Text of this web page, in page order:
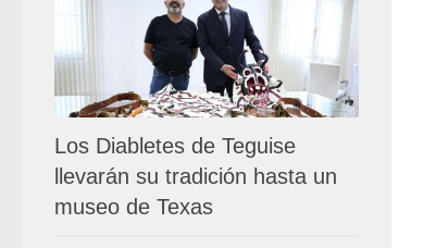
Los Diabletes de Teguise
llevarán su tradición hasta un
museo de Texas